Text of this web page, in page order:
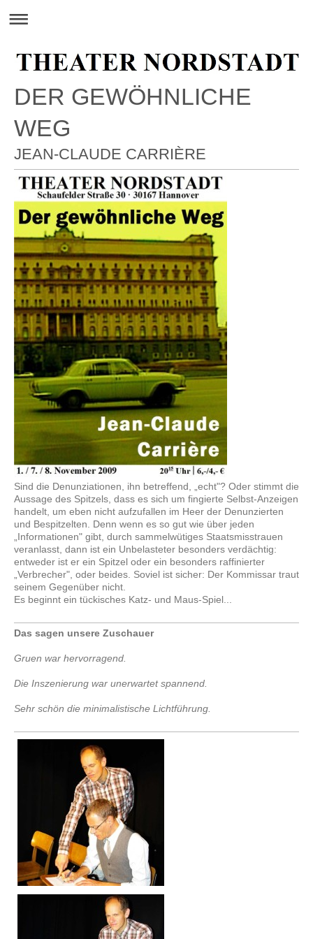
DER GEWÖHNLICHE
WEG
JEAN-CLAUDE CARRIÈRE
Sind die Denunziationen, ihn betreffend, „echt"? Oder stimmt die
Aussage des Spitzels, dass es sich um fingierte Selbst-Anzeigen
handelt, um eben nicht aufzufallen im Heer der Denunzierten
und Bespitzelten. Denn wenn es so gut wie über jeden
„Informationen" gibt, durch sammelwütiges Staatsmisstrauen
veranlasst, dann ist ein Unbelasteter besonders verdächtig:
entweder ist er ein Spitzel oder ein besonders raffinierter
„Verbrecher", oder beides. Soviel ist sicher: Der Kommissar traut
seinem Gegenüber nicht.
Es beginnt ein tückisches Katz- und Maus-Spiel...
Das sagen unsere Zuschauer
Gruen war hervorragend.
Die Inszenierung war unerwartet spannend.
Sehr schön die minimalistische Lichtführung.